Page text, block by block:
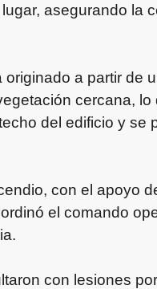
asegurando la
a partir de
cercana, lo
del edificio y se
con el apoyo
el comando
con lesiones